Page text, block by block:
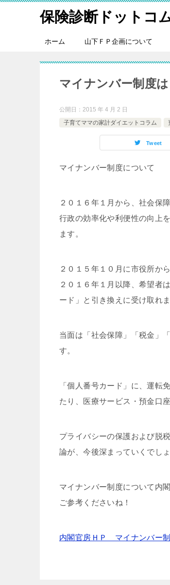
保険診断ドットコ
ホーム 山下ＦＰ企画について
マイナンバー制度
公開日： 2015 年 4 月 2 日
子育てママの家計ダイエットコラム
Tweet
マイナンバー制度について
２０１６年１月から、社会保
行政の効率化や利便性の向上
ます。
２０１５年１０月に市役所か
２０１６年１月以降、希望者
ード」と引き換えに受け取れま
当面は「社会保障」「税金」
す。
「個人番号カード」に、運転
たり、医療サービス・預金口
プライバシーの保護および脱
論が、今後深まっていくでしょ
マイナンバー制度について内
ご参考くださいね！
内閣官房ＨＰ マイナンバー